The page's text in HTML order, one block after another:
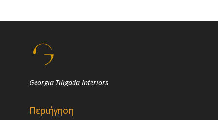
Georgia Tiligada Interiors
Περιήγηση